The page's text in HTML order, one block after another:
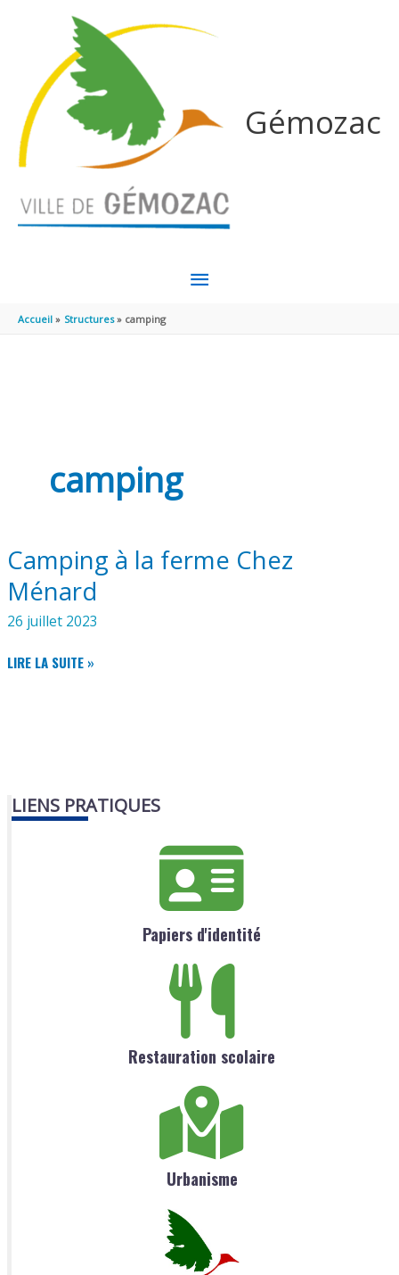
Gémozac
MENU
Accueil Structures camping
camping
Camping à la ferme Chez
Ménard
26 juillet 2023
CAMPING
LIRE LA SUITE »
LIENS PRATIQUES
Papiers d'identité
Restauration scolaire
Urbanisme